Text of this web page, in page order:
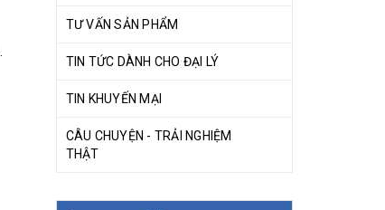
TƯ VẤN SẢN PHẨM
TIN TỨC DÀNH CHO ĐẠI LÝ
TIN KHUYẾN MẠI
CÂU CHUYỆN - TRẢI NGHIỆM
THẬT